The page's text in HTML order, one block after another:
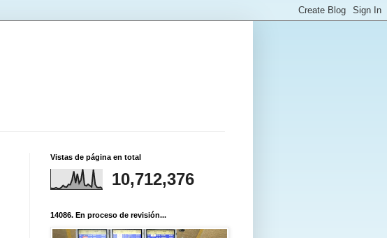
Vistas de página en total
10,712,376
14086. En proceso de revisión...